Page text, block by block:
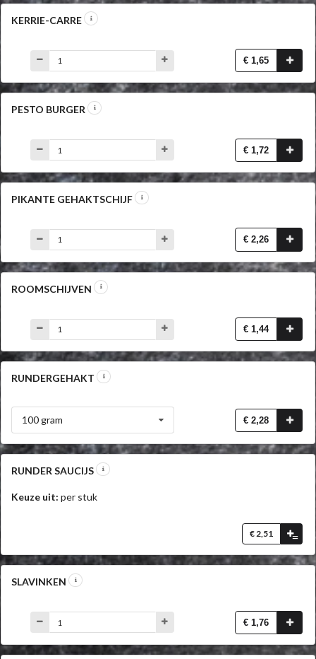
KERRIE-CARRE
€ 1,65
PESTO BURGER
€ 1,72
PIKANTE GEHAKTSCHIJF
€ 2,26
ROOMSCHIJVEN
€ 1,44
RUNDERGEHAKT
100 gram € 2,28
RUNDER SAUCIJS
Keuze uit: per stuk
€ 2,51 =
SLAVINKEN
€ 1,76